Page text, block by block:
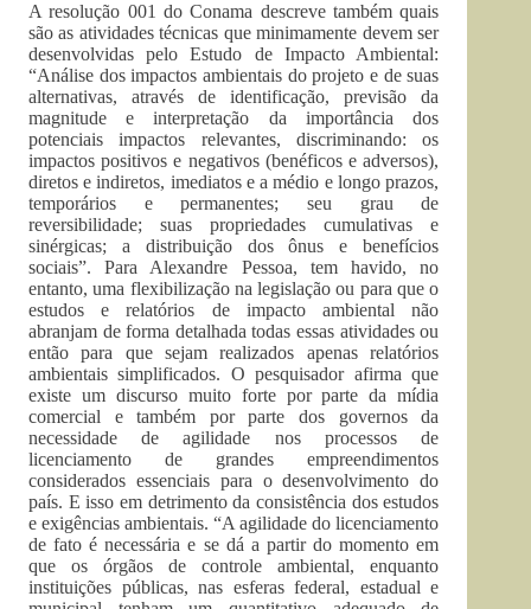
A resolução 001 do Conama descreve também quais
são as atividades técnicas que minimamente devem ser
desenvolvidas pelo Estudo de Impacto Ambiental:
“Análise dos impactos ambientais do projeto e de suas
alternativas, através de identificação, previsão da
magnitude e interpretação da importância dos
potenciais impactos relevantes, discriminando: os
impactos positivos e negativos (benéficos e adversos),
diretos e indiretos, imediatos e a médio e longo prazos,
temporários e permanentes; seu grau de
reversibilidade; suas propriedades cumulativas e
sinérgicas; a distribuição dos ônus e benefícios
sociais”. Para Alexandre Pessoa, tem havido, no
entanto, uma flexibilização na legislação ou para que o
estudos e relatórios de impacto ambiental não
abranjam de forma detalhada todas essas atividades ou
então para que sejam realizados apenas relatórios
ambientais simplificados. O pesquisador afirma que
existe um discurso muito forte por parte da mídia
comercial e também por parte dos governos da
necessidade de agilidade nos processos de
licenciamento de grandes empreendimentos
considerados essenciais para o desenvolvimento do
país. E isso em detrimento da consistência dos estudos
e exigências ambientais. “A agilidade do licenciamento
de fato é necessária e se dá a partir do momento em
que os órgãos de controle ambiental, enquanto
instituições públicas, nas esferas federal, estadual e